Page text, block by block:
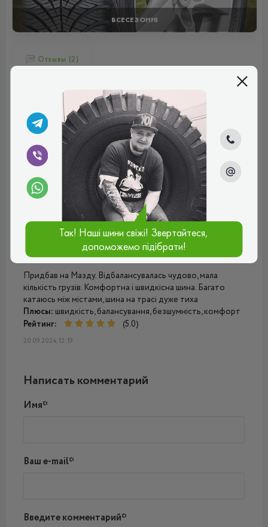
ВСЕСЕЗОННІ
Отзывы (2)
Ще ранньою весною придбав комплект літнього
Дженерала на Форд Кугу. На сьогодні на них проїхав
трохи більше 10000 км. За цей час жодних складнощів з
шинами не виникало. Вони міцні та довговічні, жодної
гулі, проколу чи порізу за цей час не надбав. Зношення
протектору за цей період ледь помітне. Дорогу
тримають добре, будь то в зливу, чи то в спеку. А ще
вони акустично тихі та комфортні.
(5.0)
04.09.2025, 14:42
Андрій
Придбав на Мазду. Відбалансувалась чудово, мала
кількість грузів. Комфортна і швидкісна шина. Багато
катаюсь між містами, шина на трасі дуже тиха
Плюсы: швидкість, балансування, безшумність, комфорт
Рейтинг:
(5.0)
20.09.2024, 12:19
Написать комментарий
Имя*
Ваш e-mail*
Введите комментарий*
Так! Наші шини свіжі! Звертайтеся,
допоможемо підібрати!